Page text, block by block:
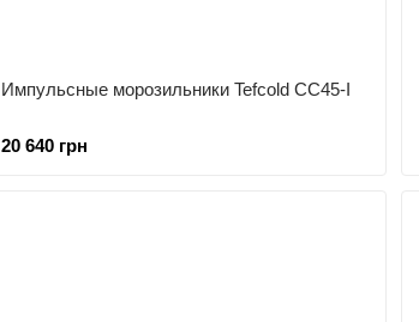
Импульсные морозильники Tefcold CC45-I
20 640 грн